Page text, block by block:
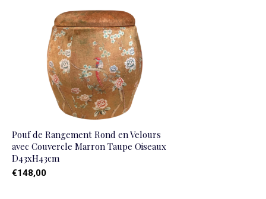
Pouf de Rangement Rond en Velours
avec Couvercle Marron Taupe Oiseaux
D43xH43cm
€148,00